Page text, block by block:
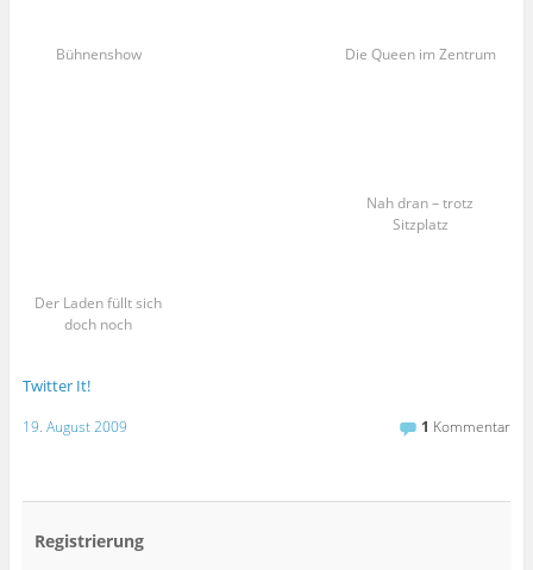
Bühnenshow Die Queen im Zentrum
Nah dran – trotz
Sitzplatz
Der Laden füllt sich
doch noch
Twitter It!
19. August 2009 1 Kommentar
Registrierung